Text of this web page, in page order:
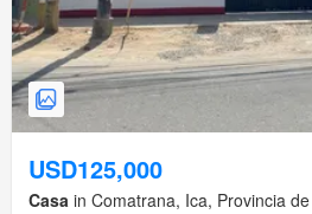
USD125,000
Casa in Comatrana, Ica, Provincia